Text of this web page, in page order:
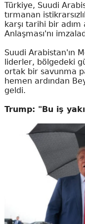
Türkiye, Suudi
tırmanan
karşı tarihi bir
Anlaşması'nı
Suudi Arabistan'ın
liderler, bölgedeki
ortak bir savunma
hemen ardından
geldi.
Trump: "Bu iş